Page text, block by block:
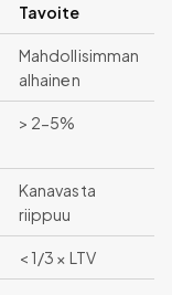
Tavoite
Mahdollisimman
alhainen
> 2-5%
Kanavasta
riippuu
< 1/3 × LTV